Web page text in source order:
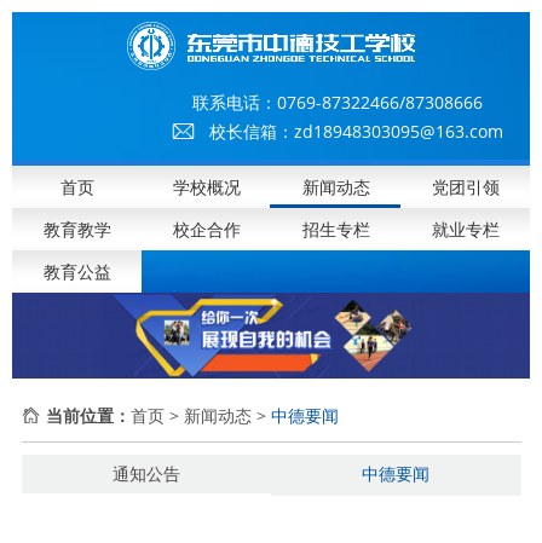
联系电话： 0769-87322466/87308666
校长信箱：zd18948303095@163.com
首页 学校概况 新闻动态
党团引领
教育教学
校企合作 招生专栏
就业专栏
教育公益
当前位置： 首页> 新闻动态> 中德要闻
通知公告 中德要闻